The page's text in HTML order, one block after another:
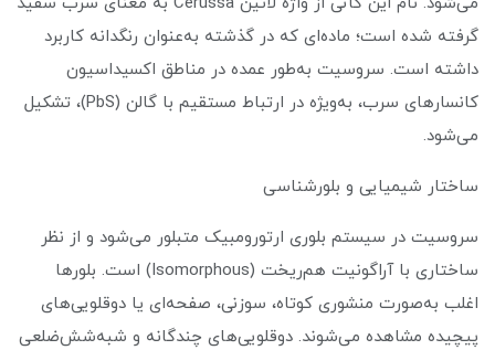
گرفته شده است؛ ماده‌ای که در گذشته به‌عنوان رنگدانه کاربرد
داشته است. سروسیت به‌طور عمده در مناطق اکسیداسیون
کانسارهای سرب، به‌ویژه در ارتباط مستقیم با گالن (PbS)، تشکیل
می‌شود.
ساختار شیمیایی و بلورشناسی
سروسیت در سیستم بلوری ارتورومبیک متبلور می‌شود و از نظر
ساختاری با آراگونیت هم‌ریخت (Isomorphous) است. بلورها
اغلب به‌صورت منشوری کوتاه، سوزنی، صفحه‌ای یا دوقلویی‌های
پیچیده مشاهده می‌شوند. دوقلویی‌های چندگانه و شبه‌شش‌ضلعی